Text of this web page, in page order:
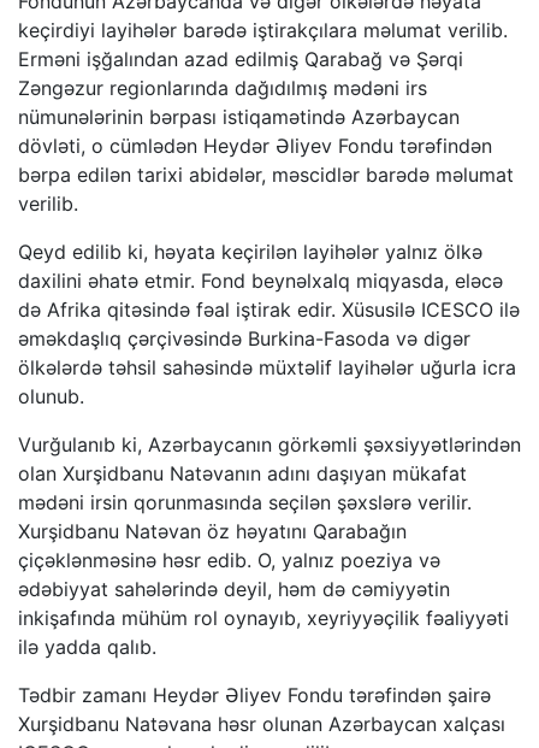
keçirdiyi layihələr barədə iştirakçılara məlumat verilib.
Erməni işğalından azad edilmiş Qarabağ və Şərqi
Zəngəzur regionlarında dağıdılmış mədəni irs
nümunələrinin bərpası istiqamətində Azərbaycan
dövləti, o cümlədən Heydər Əliyev Fondu tərəfindən
bərpa edilən tarixi abidələr, məscidlər barədə məlumat
verilib.
Qeyd edilib ki, həyata keçirilən layihələr yalnız ölkə
daxilini əhatə etmir. Fond beynəlxalq miqyasda, eləcə
də Afrika qitəsində fəal iştirak edir. Xüsusilə ICESCO ilə
əməkdaşlıq çərçivəsində Burkina-Fasoda və digər
ölkələrdə təhsil sahəsində müxtəlif layihələr uğurla icra
olunub.
Vurğulanıb ki, Azərbaycanın görkəmli şəxsiyyətlərindən
olan Xurşidbanu Natəvanın adını daşıyan mükafat
mədəni irsin qorunmasında seçilən şəxslərə verilir.
Xurşidbanu Natəvan öz həyatını Qarabağın
çiçəklənməsinə həsr edib. O, yalnız poeziya və
ədəbiyyat sahələrində deyil, həm də cəmiyyətin
inkişafında mühüm rol oynayıb, xeyriyyəçilik fəaliyyəti
ilə yadda qalıb.
Tədbir zamanı Heydər Əliyev Fondu tərəfindən şairə
Xurşidbanu Natəvana həsr olunan Azərbaycan xalçası